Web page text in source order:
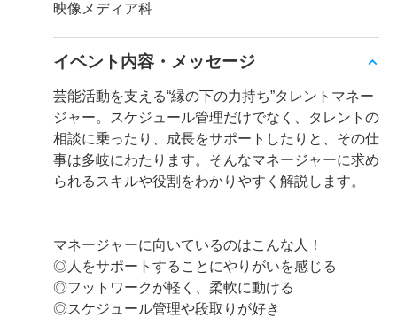
映像メディア科
イベント内容・メッセージ
芸能活動を支える“縁の下の力持ち”タレントマネー
ジャー。スケジュール管理だけでなく、タレントの
相談に乗ったり、成長をサポートしたりと、その仕
事は多岐にわたります。そんなマネージャーに求め
られるスキルや役割をわかりやすく解説します。
マネージャーに向いているのはこんな人！
◎人をサポートすることにやりがいを感じる
◎フットワークが軽く、柔軟に動ける
◎スケジュール管理や段取りが好き